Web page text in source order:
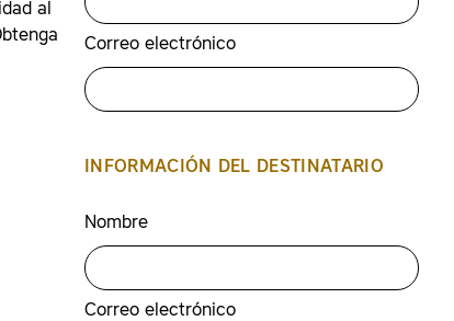
al
Correo electrónico
INFORMACIÓN DEL DESTINATARIO
Nombre
Correo electrónico